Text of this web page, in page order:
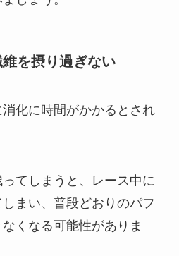
を摂り過ぎない
化に時間がかかるとされ
てしまうと、レース中に
まい、普段どおりのパフ
くなる可能性がありま